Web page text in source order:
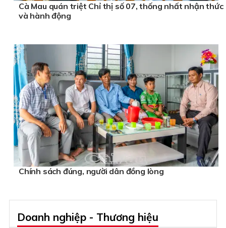
Cà Mau quán triệt Chỉ thị số 07, thống nhất nhận thức
và hành động
Chính sách đúng, người dân đồng lòng
Doanh nghiệp - Thương hiệu